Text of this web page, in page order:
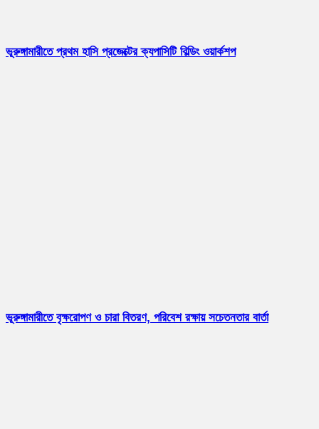
ভূরুঙ্গামারীতে প্রথম হাসি প্রজেক্টের ক্যপাসিটি বিল্ডিং ওয়ার্কশপ
ভূরুঙ্গামারীতে বৃক্ষরোপণ ও চারা বিতরণ, পরিবেশ রক্ষায় সচেতনতার বার্তা